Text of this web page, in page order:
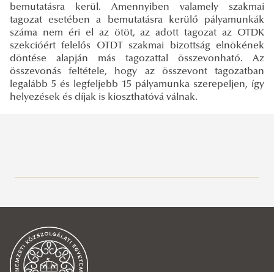
Köszöntő
Aktualitások
Ügyrend
Tagok
bemutatásra kerül. Amennyiben valamely szakmai
tagozat esetében a bemutatásra kerülő pályamunkák
száma nem éri el az ötöt, az adott tagozat az OTDK
szekcióért felelős OTDT szakmai bizottság elnökének
döntése alapján más tagozattal összevonható. Az
összevonás feltétele, hogy az összevont tagozatban
legalább 5 és legfeljebb 15 pályamunka szerepeljen, így
helyezések és díjak is kioszthatóvá válnak.